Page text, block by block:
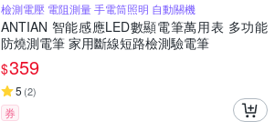
檢測電壓 電阻測量 手電筒照明 自動關機
ANTIAN 智能感應LED數顯電筆萬用表 多功能
防燒測電筆 家用斷線短路檢測驗電筆
$359
5 (2)
券